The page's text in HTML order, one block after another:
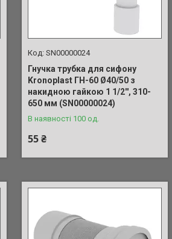
SN00000024
Гнучка трубка для сифону
Kronoplast ГН-60 Ø40/50 з
накидною гайкою 1 1/2'', 310-
650 мм (SN00000024)
В наявності 100 од.
55 ₴